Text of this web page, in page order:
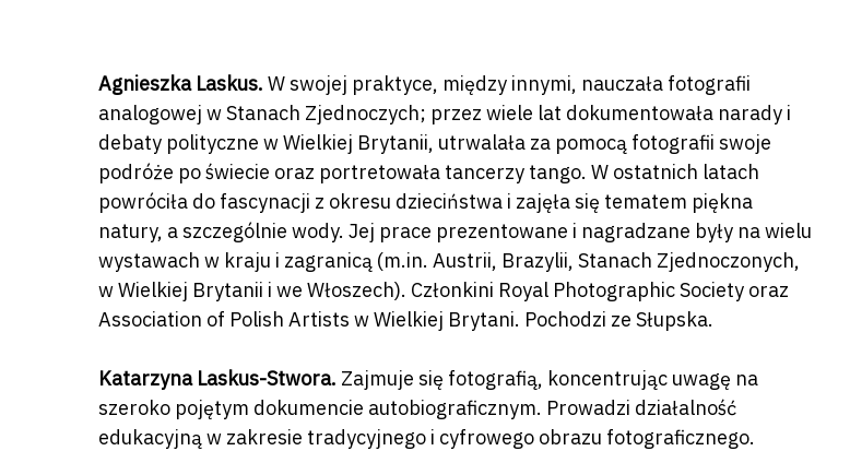
Agnieszka Laskus. W swojej praktyce, między innymi, nauczała fotografii
analogowej w Stanach Zjednoczych; przez wiele lat dokumentowała narady i
debaty polityczne w Wielkiej Brytanii, utrwalała za pomocą fotografii swoje
podróże po świecie oraz portretowała tancerzy tango. W ostatnich latach
powróciła do fascynacji z okresu dzieciństwa i zajęła się tematem piękna
natury, a szczególnie wody. Jej prace prezentowane i nagradzane były na wielu
wystawach w kraju i zagranicą (m.in. Austrii, Brazylii, Stanach Zjednoczonych,
w Wielkiej Brytanii i we Włoszech). Członkini Royal Photographic Society oraz
Association of Polish Artists w Wielkiej Brytani. Pochodzi ze Słupska.
Katarzyna Laskus-Stwora. Zajmuje się fotografią, koncentrując uwagę na
szeroko pojętym dokumencie autobiograficznym. Prowadzi działalność
edukacyjną w zakresie tradycyjnego i cyfrowego obrazu fotograficznego.